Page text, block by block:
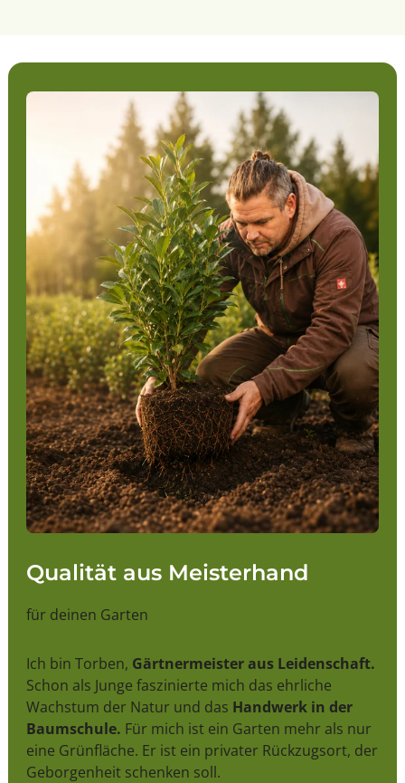
Qualität aus Meisterhand
für deinen Garten
Ich bin Torben, Gärtnermeister aus Leidenschaft.
Schon als Junge faszinierte mich das ehrliche
Wachstum der Natur und das Handwerk in der
Baumschule. Für mich ist ein Garten mehr als nur
eine Grünfläche. Er ist ein privater Rückzugsort, der
Geborgenheit schenken soll.